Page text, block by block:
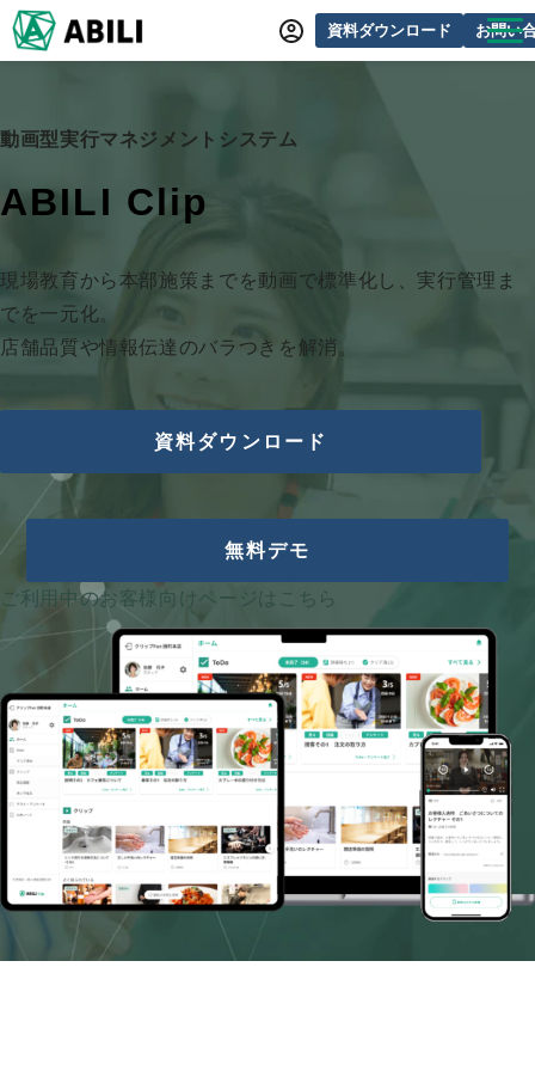
資料ダウンロード お問い
サービス一覧
動画制作事例
セミナー・イベント情報
動画型実行マネジメントシステム
ABILI Clip
現場教育から本部施策までを動画で標準化し、実行管理ま
でを一元化。
店舗品質や情報伝達のバラつきを解消。
資料ダウンロード
無料デモ
ご利用中のお客様向けページはこちら